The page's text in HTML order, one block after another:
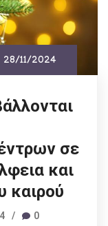
28/11/2024
σε
και
καιρού
/
0